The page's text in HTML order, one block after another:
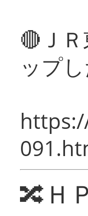
🔴Ｊ
ップ
🔀Ｈ